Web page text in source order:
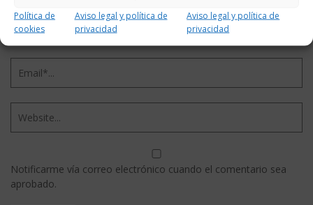
Política de
cookies
Aviso legal y política de
privacidad
Aviso legal y política de
privacidad
Notificarme vía correo electrónico cuando el comentario sea
aprobado.